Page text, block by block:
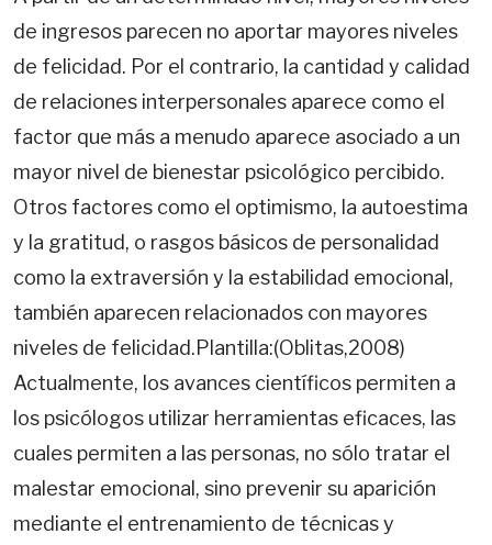
de ingresos parecen no aportar mayores niveles
de felicidad. Por el contrario, la cantidad y calidad
de relaciones interpersonales aparece como el
factor que más a menudo aparece asociado a un
mayor nivel de bienestar psicológico percibido.
Otros factores como el optimismo, la autoestima
y la gratitud, o rasgos básicos de personalidad
como la extraversión y la estabilidad emocional,
también aparecen relacionados con mayores
niveles de felicidad.Plantilla:(Oblitas,2008)
Actualmente, los avances científicos permiten a
los psicólogos utilizar herramientas eficaces, las
cuales permiten a las personas, no sólo tratar el
malestar emocional, sino prevenir su aparición
mediante el entrenamiento de técnicas y